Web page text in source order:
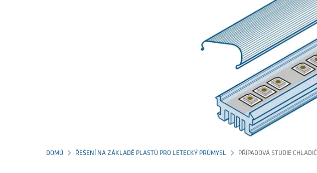
DOMŮ ŘEŠENÍ NA ZÁKLADĚ PLASTŮ PRO LETECKÝ PRŮMYSL PŘÍPADOVÁ STUDIE CHLADIČ